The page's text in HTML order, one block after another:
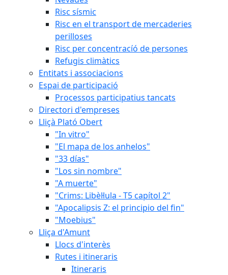
Risc sísmic
Risc en el transport de mercaderies
perilloses
Risc per concentracíó de persones
Refugis climàtics
Entitats i associacions
Espai de participació
Processos participatius tancats
Directori d'empreses
Lliçà Plató Obert
"In vitro"
"El mapa de los anhelos"
"33 días"
"Los sin nombre"
"A muerte"
"Crims: Libèl·lula - T5 capítol 2"
"Apocalipsis Z: el principio del fin"
"Moebius"
Lliça d'Amunt
Llocs d'interès
Rutes i itineraris
Itineraris